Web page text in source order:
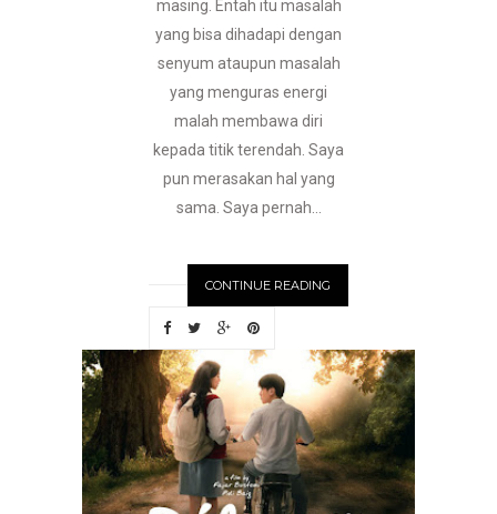
masing. Entah itu masalah
yang bisa dihadapi dengan
senyum ataupun masalah
yang menguras energi
malah membawa diri
kepada titik terendah. Saya
pun merasakan hal yang
sama. Saya pernah...
CONTINUE READING